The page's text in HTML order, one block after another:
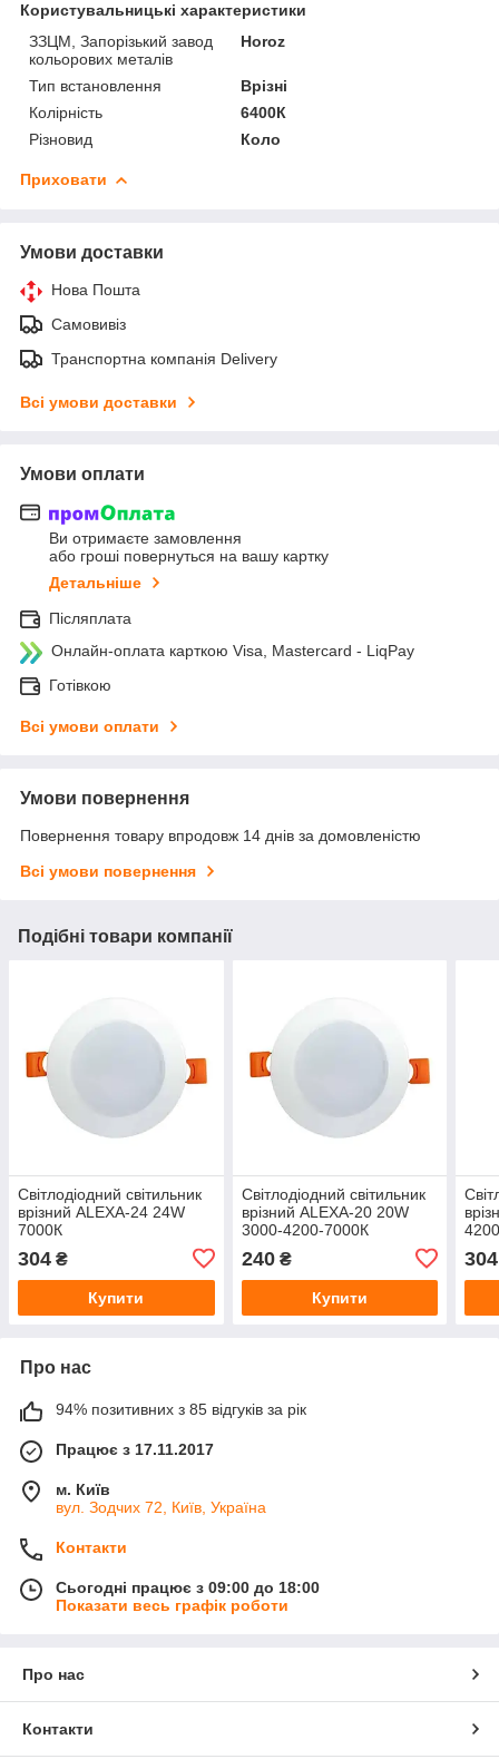
Користувальницькі характеристики
ЗЗЦМ, Запорізький завод
кольорових металів
Horoz
Тип встановлення
Врізні
Колірність
6400К
Різновид
Коло
Приховати
Умови доставки
Нова Пошта
Самовивіз
Транспортна компанія Delivery
Всі умови доставки
Умови оплати
Ви отримаєте замовлення
або гроші повернуться на вашу картку
Детальніше
Післяплата
Онлайн-оплата карткою Visa, Mastercard - LiqPay
Готівкою
Всі умови оплати
Умови повернення
Повернення товару впродовж 14 днів за домовленістю
Всі умови повернення
Подібні товари компанії
Світлодіодний світильник
врізний ALEXA-24 24W
7000К
304 ₴
Купити
Світлодіодний світильник
врізний ALEXA-20 20W
3000-4200-7000К
240₴
Купити
304
Про нас
94% позитивних з 85 відгуків за рік
Працює з 17.11.2017
м. Київ
вул. Зодчих 72, Київ, Україна
Контакти
Сьогодні працює з 09:00 до 18:00
Показати весь графік роботи
Про нас
Контакти